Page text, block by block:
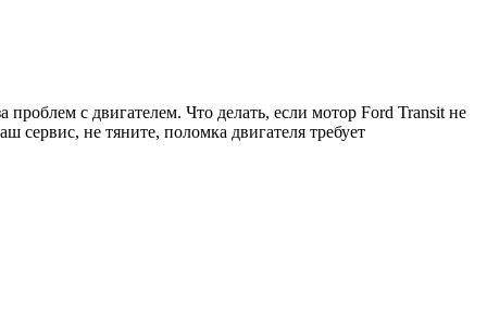
с двигателем. Что делать, если мотор Ford Transit не
сервис, не тяните, поломка двигателя требует